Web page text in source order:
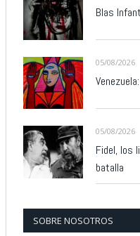
Blas
05/08/2026
05/08/2026
Fidel, los
batalla
SOBRE NOSOTROS